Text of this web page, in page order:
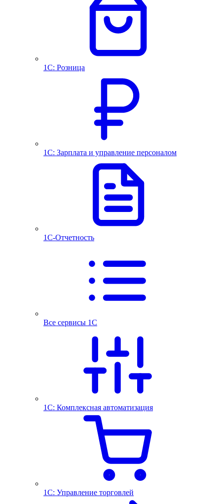
1С: Розница
1С: Зарплата и управление персоналом
1С-Отчетность
Все сервисы 1С
1С: Комплексная автоматизация
1С: Управление торговлей